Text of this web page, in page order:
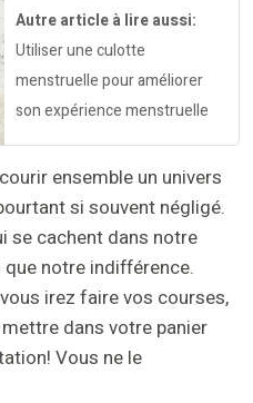
Autre article à lire aussi:
Utiliser une culotte
menstruelle pour améliorer
son expérience menstruelle
ensemble un univers
si souvent négligé.
se cachent dans notre
notre indifférence.
irez faire vos courses,
dans votre panier
Vous ne le